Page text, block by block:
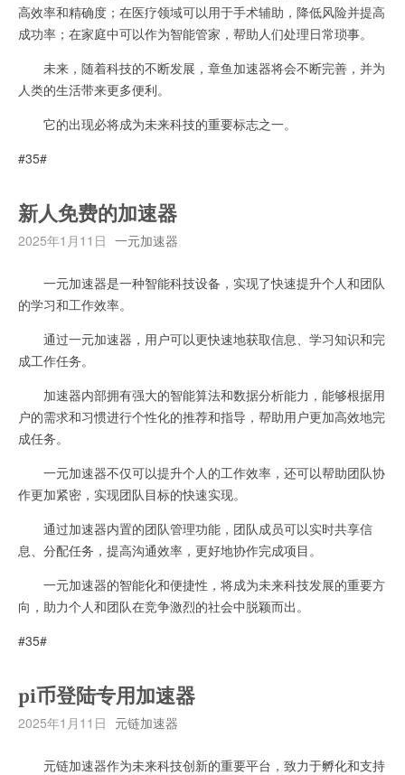
高效率和精确度；在医疗领域可以用于手术辅助，降低风险并提高
成功率；在家庭中可以作为智能管家，帮助人们处理日常琐事。
未来，随着科技的不断发展，章鱼加速器将会不断完善，并为
人类的生活带来更多便利。
它的出现必将成为未来科技的重要标志之一。
#35#
新人免费的加速器
2025年1月11日 一元加速器
一元加速器是一种智能科技设备，实现了快速提升个人和团队
的学习和工作效率。
通过一元加速器，用户可以更快速地获取信息、学习知识和完
成工作任务。
加速器内部拥有强大的智能算法和数据分析能力，能够根据用
户的需求和习惯进行个性化的推荐和指导，帮助用户更加高效地完
成任务。
一元加速器不仅可以提升个人的工作效率，还可以帮助团队协
作更加紧密，实现团队目标的快速实现。
通过加速器内置的团队管理功能，团队成员可以实时共享信
息、分配任务，提高沟通效率，更好地协作完成项目。
一元加速器的智能化和便捷性，将成为未来科技发展的重要方
向，助力个人和团队在竞争激烈的社会中脱颖而出。
#35#
pi币登陆专用加速器
2025年1月11日 元链加速器
元链加速器作为未来科技创新的重要平台，致力于孵化和支持